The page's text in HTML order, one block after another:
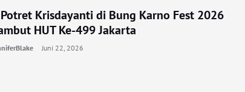
Krisdayanti di Bung Karno Fest 2026
HUT Ke-499 Jakarta
Juni 22, 2026